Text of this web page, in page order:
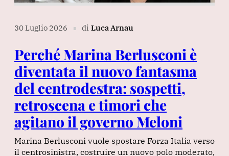
30 Luglio 2026 ∎ di Luca Arnau
Perché Marina Berlusconi è
diventata il nuovo fantasma
del centrodestra: sospetti,
retroscena e timori che
agitano il governo Meloni
Marina Berlusconi vuole spostare Forza Italia verso
il centrosinistra, costruire un nuovo polo moderato,